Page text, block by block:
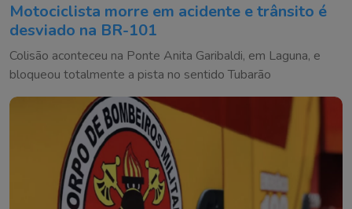
Motociclista morre em acidente e trânsito é
desviado na BR-101
Colisão aconteceu na Ponte Anita Garibaldi, em Laguna, e
bloqueou totalmente a pista no sentido Tubarão